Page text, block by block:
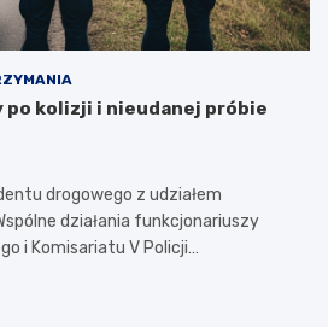
kolizji i nieudanej próbie
drogowego z udziałem
działania funkcjonariuszy
i Komisariatu V Policji…